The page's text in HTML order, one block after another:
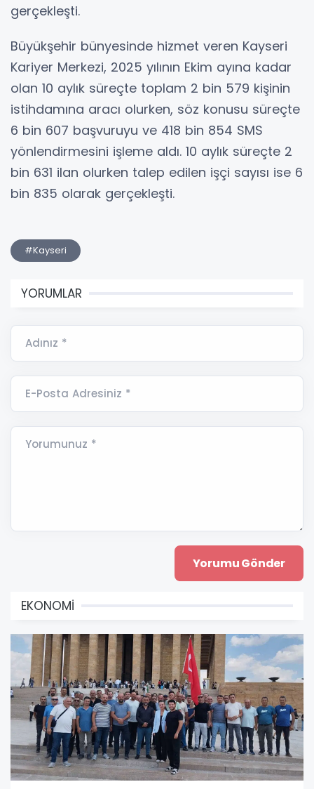
gerçekleşti.
Büyükşehir bünyesinde hizmet veren Kayseri
Kariyer Merkezi, 2025 yılının Ekim ayına kadar
olan 10 aylık süreçte toplam 2 bin 579 kişinin
istihdamına aracı olurken, söz konusu süreçte
6 bin 607 başvuruyu ve 418 bin 854 SMS
yönlendirmesini işleme aldı. 10 aylık süreçte 2
bin 631 ilan olurken talep edilen işçi sayısı ise 6
bin 835 olarak gerçekleşti.
#Kayseri
YORUMLAR
Adınız *
E-Posta Adresiniz *
Yorumunuz *
EKONOMİ